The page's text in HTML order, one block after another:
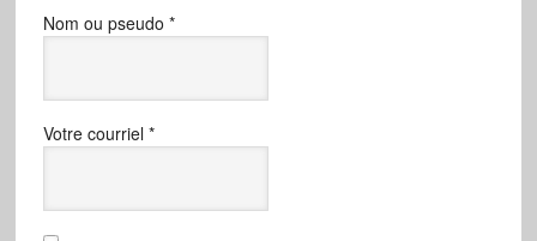
Nom ou pseudo *
Votre courriel *